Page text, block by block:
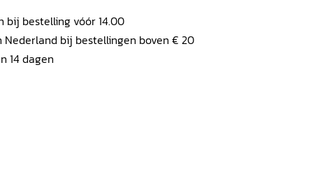
bij bestelling vóór 14.00
bij bestellingen boven € 20
14 dagen